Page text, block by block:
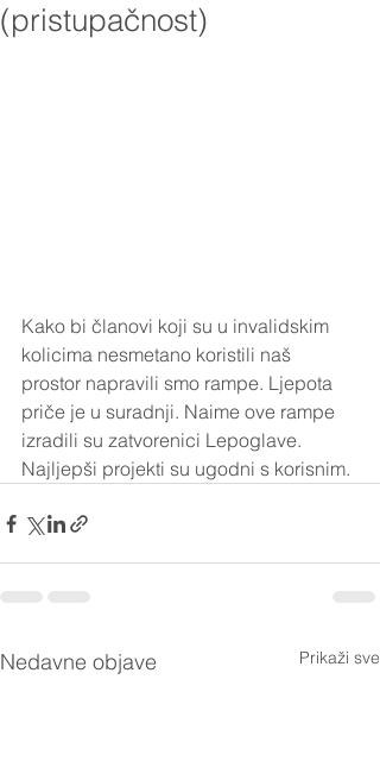
(pristupačnost)
Kako bi članovi koji su u invalidskim
kolicima nesmetano koristili naš
prostor napravili smo rampe. Ljepota
priče je u suradnji. Naime ove rampe
izradili su zatvorenici Lepoglave.
Najljepši projekti su ugodni s korisnim.
Nedavne objave Prikaži sve